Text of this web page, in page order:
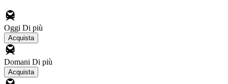
Oggi Di più
Acquista
Domani Di più
Acquista